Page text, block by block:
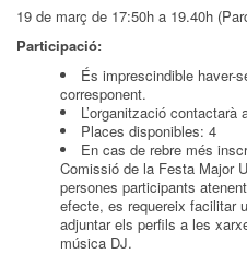
19 de març de 17:50h a 19.40h
Participació:
És imprescindible haver-
corresponent.
L’organització
Places disponibles: 4
En cas de rebre més
Comissió de la Festa Major
persones participants
efecte, es requereix facilitar
adjuntar els perfils a les
música DJ.